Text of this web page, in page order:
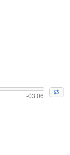
-03:06